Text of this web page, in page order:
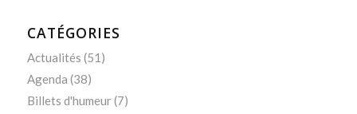
CATÉGORIES
Actualités (51)
Agenda (38)
Billets d'humeur(7)